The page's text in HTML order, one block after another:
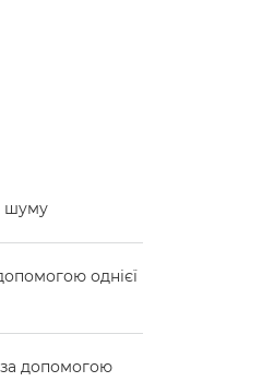
шуму
однієї
за допомогою